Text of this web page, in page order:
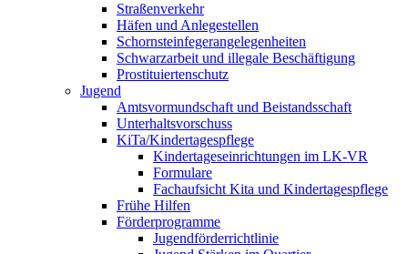
Straßenverkehr
Häfen und Anlegestellen
Schornsteinfeger­angelegenheiten
Schwarzarbeit und illegale Beschäftigung
Prostituiertenschutz
Jugend
Amtsvormundschaft und Beistandsschaft
Unterhaltsvorschuss
KiTa/Kindertagespflege
Kindertages­einrichtungen im LK-VR
Formulare
Fachaufsicht Kita und Kindertagespflege
Frühe Hilfen
Förderprogramme
Jugendförderrichtlinie